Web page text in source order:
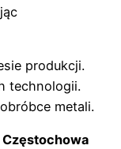
produkcji.
technologii.
metali.
Częstochowa